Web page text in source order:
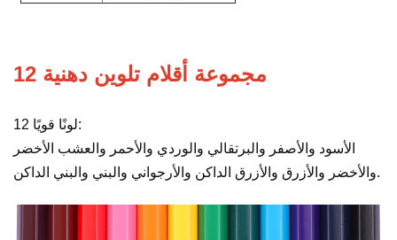
12 مجموعة أقلام تلوين دهنية
12 لونًا قويًا:
الأسود والأصفر والبرتقالي والوردي والأحمر والعشب الأخضر
والأخضر والأزرق والأزرق الداكن والأرجواني والبني والبني الداكن.